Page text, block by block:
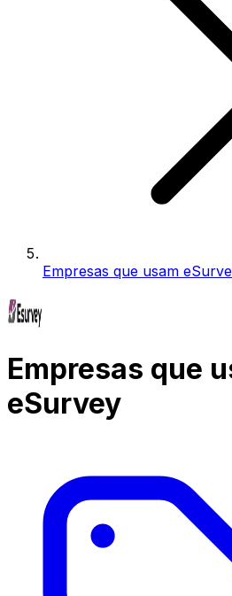
Empresas que usam
Empresas que
eSurvey